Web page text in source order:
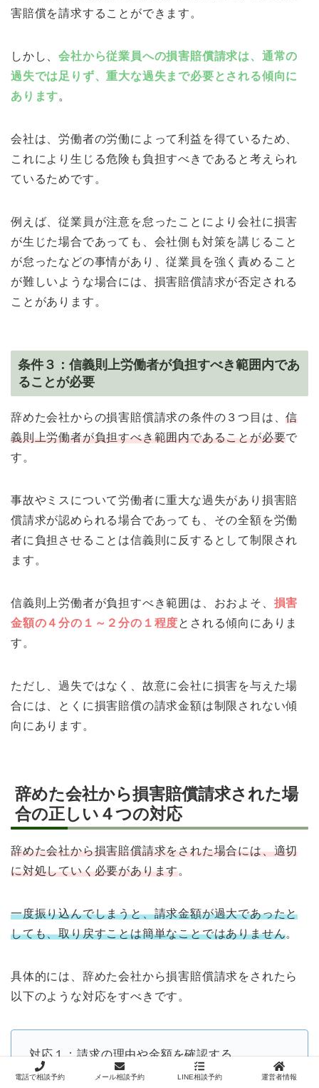
害賠償を請求することができます。
しかし、会社から従業員への損害賠償請求は、通常の
過失では足りず、重大な過失まで必要とされる傾向に
あります。
会社は、労働者の労働によって利益を得ているため、
これにより生じる危険も負担すべきであると考えられ
ているためです。
例えば、従業員が注意を怠ったことにより会社に損害
が生じた場合であっても、会社側も対策を講じること
が怠ったなどの事情があり、従業員を強く責めること
が難しいような場合には、損害賠償請求が否定される
ことがあります。
条件３：信義則上労働者が負担すべき範囲内であ
ることが必要
辞めた会社からの損害賠償請求の条件の３つ目は、信
義則上労働者が負担すべき範囲内であることが必要で
す。
事故やミスについて労働者に重大な過失があり損害賠
償請求が認められる場合であっても、その全額を労働
者に負担させることは信義則に反するとして制限され
ます。
信義則上労働者が負担すべき範囲は、おおよそ、 損害
金額の４分の１～２分の１程度とされる傾向にありま
す。
ただし、過失ではなく、故意に会社に損害を与えた場
合には、とくに損害賠償の請求金額は制限されない傾
向にあります。
辞めた会社から損害賠償請求された場
合の正しい４つの対応
辞めた会社から損害賠償請求をされた場合には、適切
に対処していく必要があります。
一度振り込んでしまうと、請求金額が過大であったと
しても、取り戻すことは簡単なことではありません。
具体的には、辞めた会社から損害賠償請求をされたら
以下のような対応をすべきです。
対応１：請求の理由や金額を確認する
対応２：未払いの賃金等がないかを確認する
電話で相談予約 メール相談予約 LINE相談予約 運営者情報